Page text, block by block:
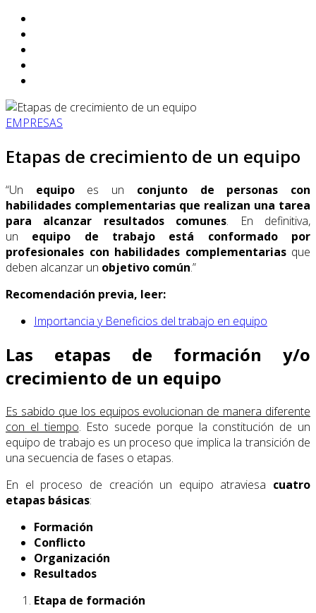
EMPRESAS
Etapas de crecimiento de un equipo
“Un equipoes un conjunto de personas con
habilidades complementarias que realizan una tarea
para alcanzar resultados comunes. En definitiva,
un equipo de trabajo está conformado por
profesionales con habilidades complementariasque
deben alcanzar un objetivo común.”
Recomendación previa, leer:
Importancia y Beneficios del trabajo en equipo
Las etapas de formación y/o
crecimiento de un equipo
Es sabido que los equipos evolucionan de manera diferente
con el tiempo. Esto sucede porque la constitución de un
equipo de trabajo es un proceso que implica la transición de
una secuencia de fases o etapas.
En el proceso de creación un equipo atraviesa cuatro
etapas básicas:
Formación
Conflicto
Organización
Resultados
Etapa de formación